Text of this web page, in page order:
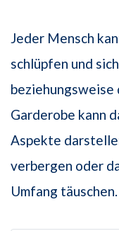
Jeder Mensch
schlüpfen und
beziehungsweise
Garderobe kann
Aspekte
verbergen oder
Umfang täuschen.